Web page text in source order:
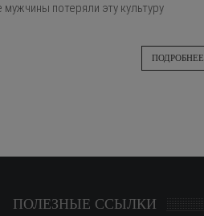
потеряли эту культуру
ПОДРОБНЕЕ
ПОЛЕЗНЫЕ ССЫЛКИ